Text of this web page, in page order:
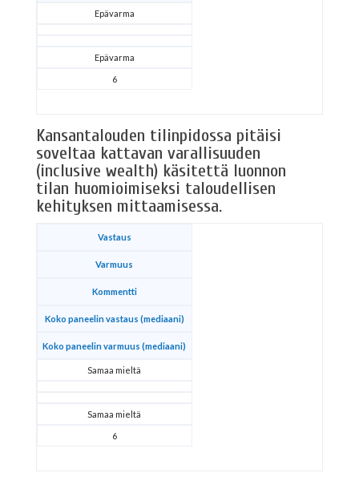
Epävarma
Epävarma
6
Kansantalouden tilinpidossa pitäisi
soveltaa kattavan varallisuuden
(inclusive wealth) käsitettä luonnon
tilan huomioimiseksi taloudellisen
kehityksen mittaamisessa.
Vastaus
Varmuus
Kommentti
Koko paneelin vastaus (mediaani)
Koko paneelin varmuus (mediaani)
Samaa mieltä
Samaa mieltä
6